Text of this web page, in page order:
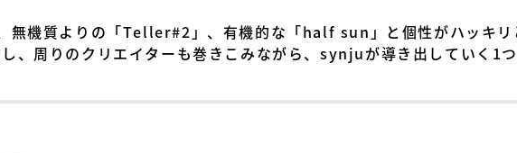
無機質よりの「Teller#2」、有機的な「half sun」と個性がハッキリ
、周りのクリエイターも巻きこみながら、synjuが導き出していく1つ